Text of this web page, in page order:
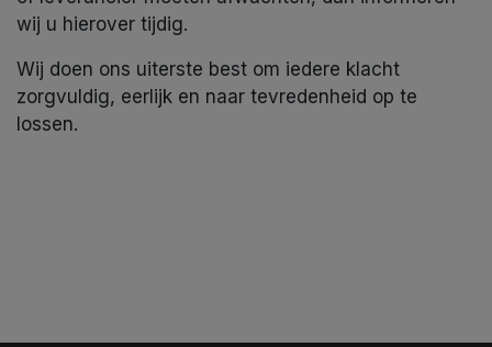
wij u hierover tijdig.
Wij doen ons uiterste best om iedere klacht
zorgvuldig, eerlijk en naar tevredenheid op te
lossen.